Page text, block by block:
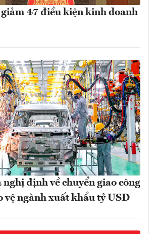
47 điều kiện kinh doanh
nghị định về chuyển giao công
vệ ngành xuất khẩu tỷ USD